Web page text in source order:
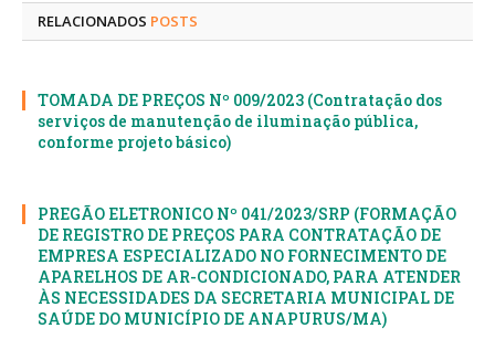
RELACIONADOS POSTS
TOMADA DE PREÇOS Nº 009/2023 (Contratação dos
serviços de manutenção de iluminação pública,
conforme projeto básico)
PREGÃO ELETRONICO Nº 041/2023/SRP (FORMAÇÃO
DE REGISTRO DE PREÇOS PARA CONTRATAÇÃO DE
EMPRESA ESPECIALIZADO NO FORNECIMENTO DE
APARELHOS DE AR-CONDICIONADO, PARA ATENDER
ÀS NECESSIDADES DA SECRETARIA MUNICIPAL DE
SAÚDE DO MUNICÍPIO DE ANAPURUS/MA)